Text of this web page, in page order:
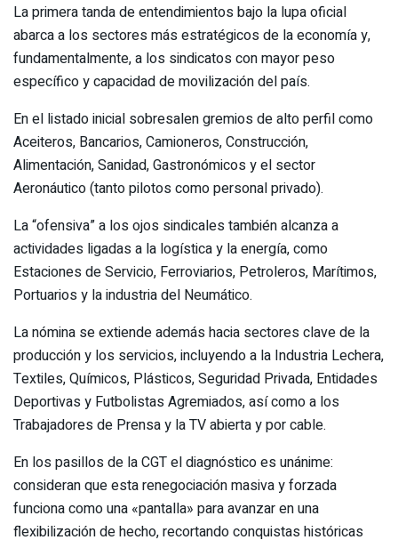
La primera tanda de entendimientos bajo la lupa oficial
abarca a los sectores más estratégicos de la economía y,
fundamentalmente, a los sindicatos con mayor peso
específico y capacidad de movilización del país.
En el listado inicial sobresalen gremios de alto perfil como
Aceiteros, Bancarios, Camioneros, Construcción,
Alimentación, Sanidad, Gastronómicos y el sector
Aeronáutico (tanto pilotos como personal privado).
La “ofensiva” a los ojos sindicales también alcanza a
actividades ligadas a la logística y la energía, como
Estaciones de Servicio, Ferroviarios, Petroleros, Marítimos,
Portuarios y la industria del Neumático.
La nómina se extiende además hacia sectores clave de la
producción y los servicios, incluyendo a la Industria Lechera,
Textiles, Químicos, Plásticos, Seguridad Privada, Entidades
Deportivas y Futbolistas Agremiados, así como a los
Trabajadores de Prensa y la TV abierta y por cable.
En los pasillos de la CGT el diagnóstico es unánime:
consideran que esta renegociación masiva y forzada
funciona como una «pantalla» para avanzar en una
flexibilización de hecho, recortando conquistas históricas